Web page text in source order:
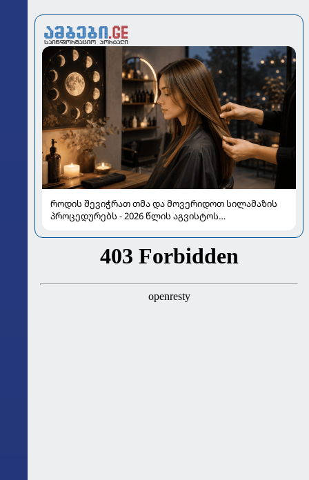
როდის შევიჭრათ თმა და მოვერიდოთ სილამაზის
პროცედურებს - 2026 წლის აგვისტოს